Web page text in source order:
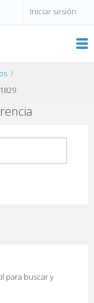
Iniciar sesión
para buscar y